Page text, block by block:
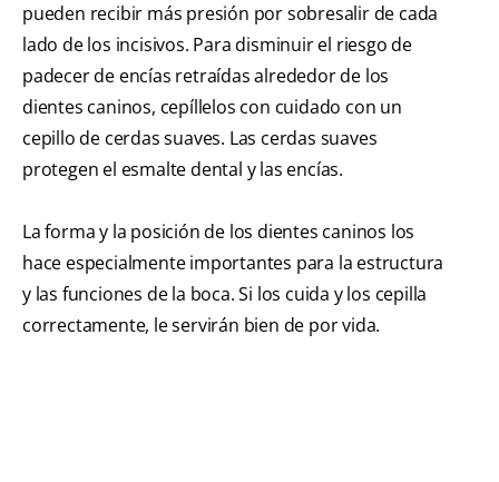
pueden recibir más presión por sobresalir de cada
lado de los incisivos. Para disminuir el riesgo de
padecer de encías retraídas alrededor de los
dientes caninos, cepíllelos con cuidado con un
cepillo de cerdas suaves. Las cerdas suaves
protegen el esmalte dental y las encías.
La forma y la posición de los dientes caninos los
hace especialmente importantes para la estructura
y las funciones de la boca. Si los cuida y los cepilla
correctamente, le servirán bien de por vida.